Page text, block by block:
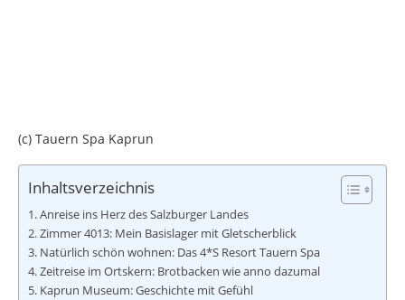
(c) Tauern Spa Kaprun
Inhaltsverzeichnis
Anreise ins Herz des Salzburger Landes
Zimmer 4013: Mein Basislager mit Gletscherblick
Natürlich schön wohnen: Das 4*S Resort Tauern Spa
Zeitreise im Ortskern: Brotbacken wie anno dazumal
Kaprun Museum: Geschichte mit Gefühl